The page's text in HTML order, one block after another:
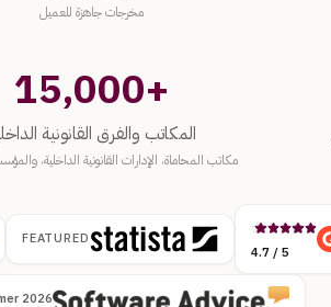
مخرجات جاهزة للعميل
المكاتب والفرق القانونية الداخلية
15,000+
المكاتب والفرق القانونية
مكاتب المحاماة، الإدارات القانونية الداخلية،
4.7 / 5
FEATURED
2026